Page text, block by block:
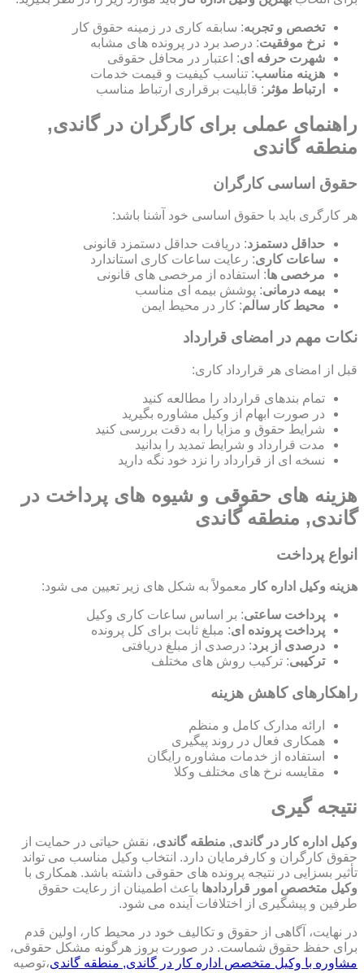
تخصص و تجربه: سابقه کاری در زمینه حقوق کار
نرخ موفقیت: درصد برد در پرونده های مشابه
شهرت حرفه ای: اعتبار در محافل حقوقی
هزینه مناسب: تناسب کیفیت و قیمت خدمات
ارتباط مؤثر : قابلیت برقراری ارتباط مناسب
راهنمای عملی برای کارگران در گاندی,
منطقه گاندی
حقوق اساسی کارگران
هر کارگری باید با حقوق اساسی خود آشنا باشد:
حداقل دستمزد: دریافت حداقل دستمزد قانونی
ساعات کاری: رعایت ساعات کاری استاندارد
مرخصی ها: استفاده از مرخصی های قانونی
بیمه درمانی: پوشش بیمه ای مناسب
محیط کار سالم: کار در محیط ایمن
نکات مهم در امضای قرارداد
قبل از امضای هر قرارداد کاری:
تمام بندهای قرارداد را مطالعه کنید
در صورت ابهام از وکیل مشاوره بگیرید
شرایط حقوق و مزایا را به دقت بررسی کنید
مدت قرارداد و شرایط تمدید را بدانید
نسخه ای از قرارداد را نزد خود نگه دارید
هزینه های حقوقی و شیوه های پرداخت در
گاندی, منطقه گاندی
انواع پرداخت
هزینه وکیل اداره کار معمولاً به شکل های زیر تعیین می شود:
پرداخت ساعتی: بر اساس ساعات کاری وکیل
پرداخت پرونده ای: مبلغ ثابت برای کل پرونده
درصدی از برد: درصدی از مبلغ دریافتی
ترکیبی: ترکیب روش های مختلف
راهکارهای کاهش هزینه
ارائه مدارک کامل و منظم
همکاری فعال در روند پیگیری
استفاده از خدمات مشاوره رایگان
مقایسه نرخ های مختلف وکلا
نتیجه گیری
وکیل اداره کار در گاندی, منطقه گاندی، نقش حیاتی در حمایت از
حقوق کارگران و کارفرمایان دارد. انتخاب وکیل مناسب می تواند
تأثیر بسزایی در نتیجه پرونده های حقوقی داشته باشد. همکاری با
وکیل متخصص امور قراردادها باعث اطمینان از رعایت حقوق
طرفین و پیشگیری از اختلافات آینده می شود.
در نهایت، آگاهی از حقوق و تکالیف خود در محیط کار، اولین قدم
برای حفظ حقوق شماست. در صورت بروز هرگونه مشکل حقوقی،
مشاوره با وکیل متخصص اداره کار در گاندی, منطقه گاندی،توصیه